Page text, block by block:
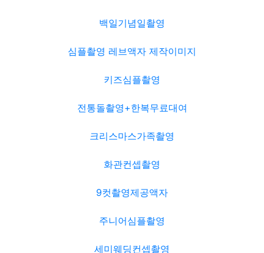
백일기념일촬영
심플촬영 레브액자 제작이미지
키즈심플촬영
전통돌촬영+한복무료대여
크리스마스가족촬영
화관컨셉촬영
9컷촬영제공액자
주니어심플촬영
세미웨딩컨셉촬영